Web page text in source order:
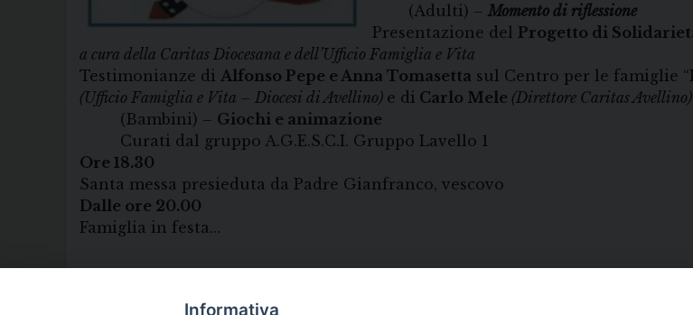
(Adulti) – Momento di riflessione
Presentazione del Progetto di
a cura della Caritas Diocesana e dell’Ufficio Famiglia e Vita
Testimonianze di Alfonso Pepe e Anna Tomasetta sul Centro per le famiglie
(Ufficio Famiglia e Vita – Diocesi di Avellino) e di Carlo Mele (Direttore Caritas Avellino)
(Bambini) – Giochi e animazione
Curati dal gruppo A.G.E.S.C.I. Gruppo Lavello 1
Ore 18.30
Santa messa presieduta da Padre Gianfranco, vescovo
Dalle ore 20.00
Famiglia in festa…
Informativa